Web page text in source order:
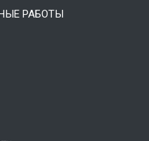
РАБОТЫ